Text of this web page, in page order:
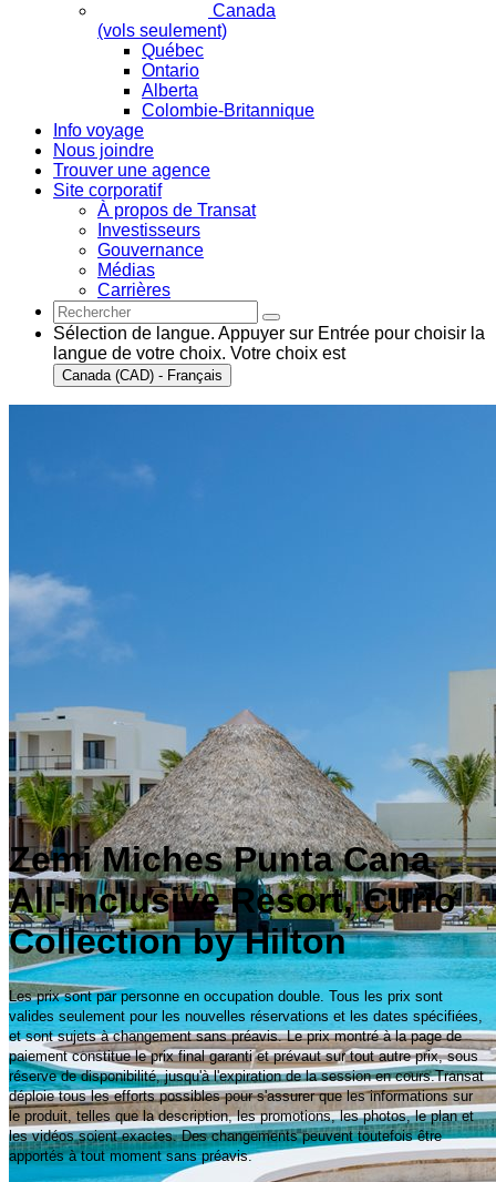
Canada
(vols seulement)
Québec
Ontario
Alberta
Colombie-Britannique
Info voyage
Nous joindre
Trouver une agence
Site corporatif
À propos de Transat
Investisseurs
Gouvernance
Médias
Carrières
Sélection de langue. Appuyer sur Entrée pour choisir la
langue de votre choix. Votre choix est
Canada (CAD) - Français
Zemi Miches Punta Cana
All-Inclusive Resort, Curio
Collection by Hilton
Les prix sont par personne en occupation double. Tous les prix sont
valides seulement pour les nouvelles réservations et les dates spécifiées,
et sont sujets à changement sans préavis. Le prix montré à la page de
paiement constitue le prix final garanti et prévaut sur tout autre prix, sous
réserve de disponibilité, jusqu'à l'expiration de la session en cours.Transat
déploie tous les efforts possibles pour s'assurer que les informations sur
le produit, telles que la description, les promotions, les photos, le plan et
les vidéos soient exactes. Des changements peuvent toutefois être
apportés à tout moment sans préavis.